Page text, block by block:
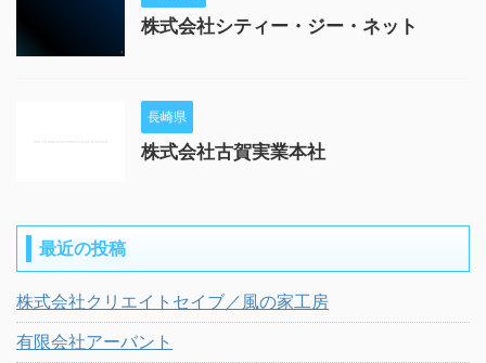
株式会社シティー・ジー・ネット
長崎県
株式会社古賀実業本社
最近の投稿
株式会社クリエイトセイブ／風の家工房
有限会社アーバント